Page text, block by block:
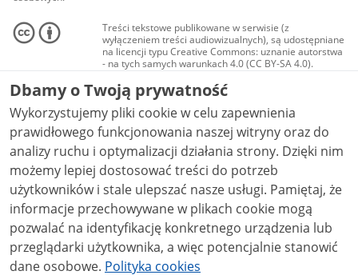
Treści tekstowe publikowane w serwisie (z
wyłączeniem treści audiowizualnych), są udostępniane
na licencji typu Creative Commons: uznanie autorstwa
- na tych samych warunkach 4.0 (CC BY-SA 4.0).
Materiały audiowizualne, w tym zdjęcia, materiały
audio i wideo, są udostępniane na licencji typu
Creative Commons: uznanie autorstwa użycie
niekomercyjne - bez utworów zależnych 4.0 (CC BY-
NC-ND 4.0), o ile nie jest to stwierdzone inaczej.
Dbamy o Twoją prywatność
Wykorzystujemy pliki cookie w celu zapewnienia
prawidłowego funkcjonowania naszej witryny oraz do
analizy ruchu i optymalizacji działania strony. Dzięki nim
możemy lepiej dostosować treści do potrzeb
użytkowników i stale ulepszać nasze usługi. Pamiętaj, że
informacje przechowywane w plikach cookie mogą
pozwalać na identyfikację konkretnego urządzenia lub
przeglądarki użytkownika, a więc potencjalnie stanowić
dane osobowe. Polityka cookies